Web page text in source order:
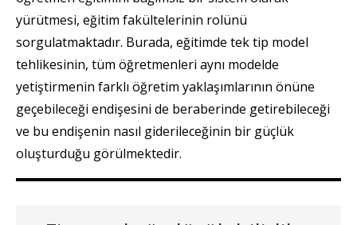
yürütmesi, eğitim fakültelerinin rolünü
sorgulatmaktadır. Burada, eğitimde tek tip model
tehlikesinin, tüm öğretmenleri aynı modelde
yetiştirmenin farklı öğretim yaklaşımlarının önüne
geçebileceği endişesini de beraberinde getirebileceği
ve bu endişenin nasıl giderileceğinin bir güçlük
oluşturduğu görülmektedir.